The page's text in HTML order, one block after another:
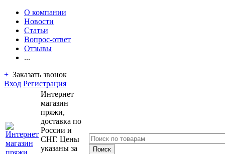
О компании
Новости
Статьи
Вопрос-ответ
Отзывы
...
+ Заказать звонок
Вход Регистрация
Интернет
магазин
пряжи,
доставка по
России и
СНГ. Цены
указаны за